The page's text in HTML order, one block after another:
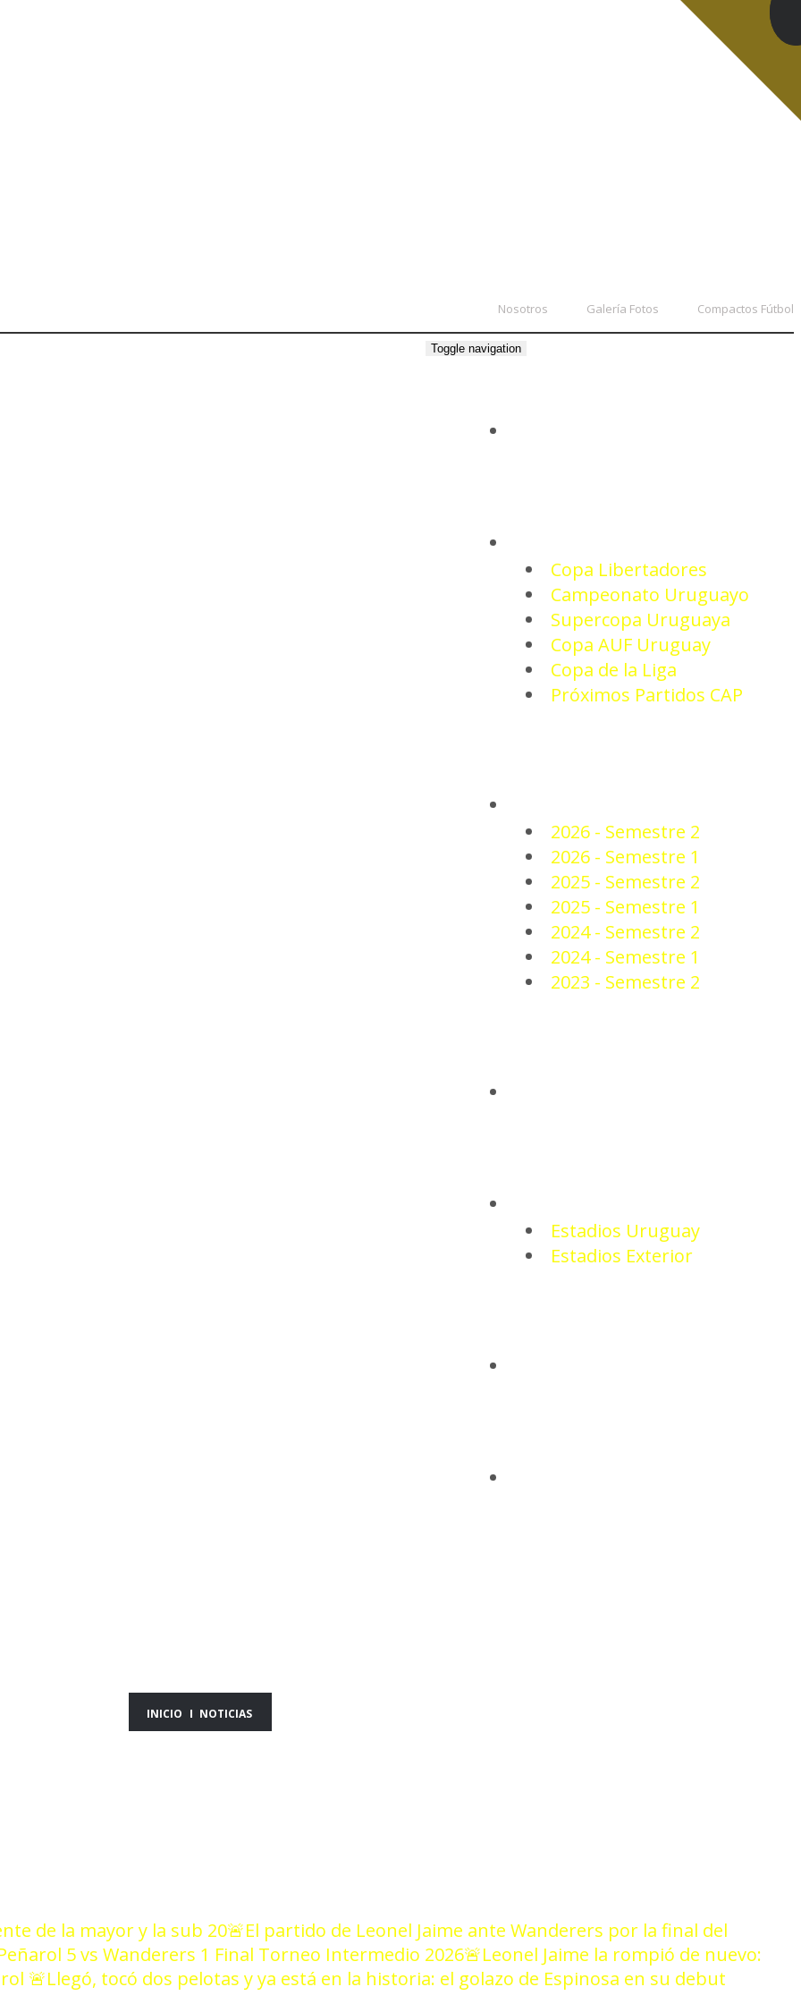
Nosotros Galería Fotos Compactos Fútbol
Toggle navigation
Copa Libertadores
Campeonato Uruguayo
Supercopa Uruguaya
Copa AUF Uruguay
Copa de la Liga
Próximos Partidos CAP
2026 - Semestre 2
2026 - Semestre 1
2025 - Semestre 2
2025 - Semestre 1
2024 - Semestre 2
2024 - Semestre 1
2023 - Semestre 2
Estadios Uruguay
Estadios Exterior
INICIO NOTICIAS
de la mayor y la sub 20🚨El partido de Leonel Jaime ante Wanderers por la final del
5 vs Wanderers 1 Final Torneo Intermedio 2026🚨Leonel Jaime la rompió de nuevo:
🚨Llegó, tocó dos pelotas y ya está en la historia: el golazo de Espinosa en su debut